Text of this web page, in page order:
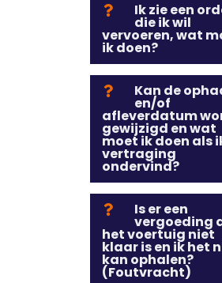
Ik zie een
die ik wil
vervoeren, wat
ik doen?
Kan de
en/of
afleverdatum
gewijzigd en wat
moet ik doen als
vertraging
ondervind?
Is er een
vergoeding
het voertuig niet
klaar is en ik het
kan ophalen?
(Foutvracht)